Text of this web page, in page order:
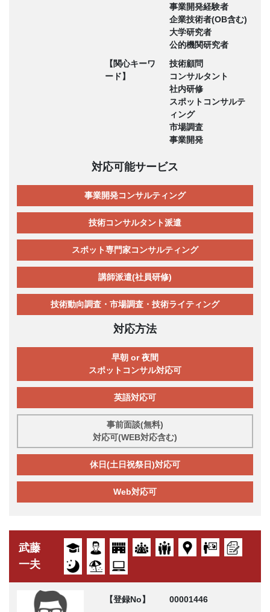
事業開発経験者
企業技術者(OB含む)
大学研究者
公的機関研究者
【関心キーワ
ード】
技術顧問
コンサルタント
社内研修
スポットコンサルテ
ィング
市場調査
事業開発
対応可能サービス
事業開発コンサルティング
技術コンサルタント派遣
スポット専門家コンサルティング
講師派遣(社員研修)
技術動向調査・市場調査・技術ライティング
対応方法
早朝 or 夜間
スポットコンサル対応可
英語対応可
事前面談(無料)
対応可(WEB対応含む)
休日(土日祝祭日)対応可
Web対応可
武藤
一夫
【登録No】
00001446